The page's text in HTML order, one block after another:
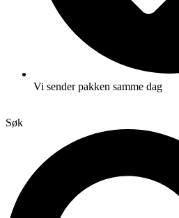
Vi sender pakken samme dag
Søk